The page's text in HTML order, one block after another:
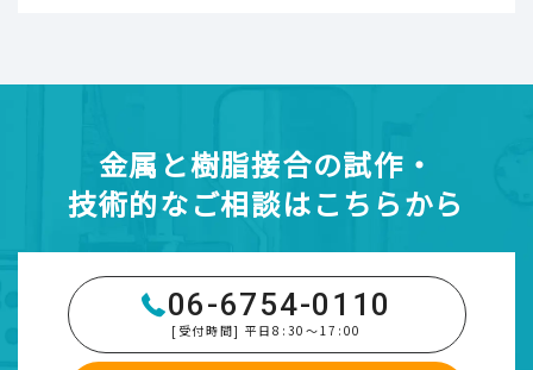
金属と樹脂接合の試作・
技術的なご相談はこちらから
06-6754-0110
[受付時間] 平日8:30～17:00